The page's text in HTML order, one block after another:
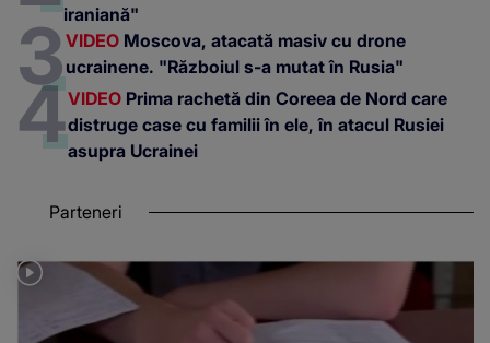
iraniană"
VIDEO Moscova, atacată masiv cu drone
ucrainene. "Războiul s-a mutat în Rusia"
VIDEO Prima rachetă din Coreea de Nord care
distruge case cu familii în ele, în atacul Rusiei
asupra Ucrainei
Parteneri